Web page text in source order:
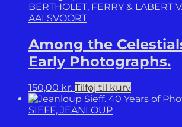
BERTHOLET, FERRY & LABERT
AALSVOORT
Among the
Early Photographs.
150,00 kr. Tilføj til kurv
SIEFF, JEANLOUP